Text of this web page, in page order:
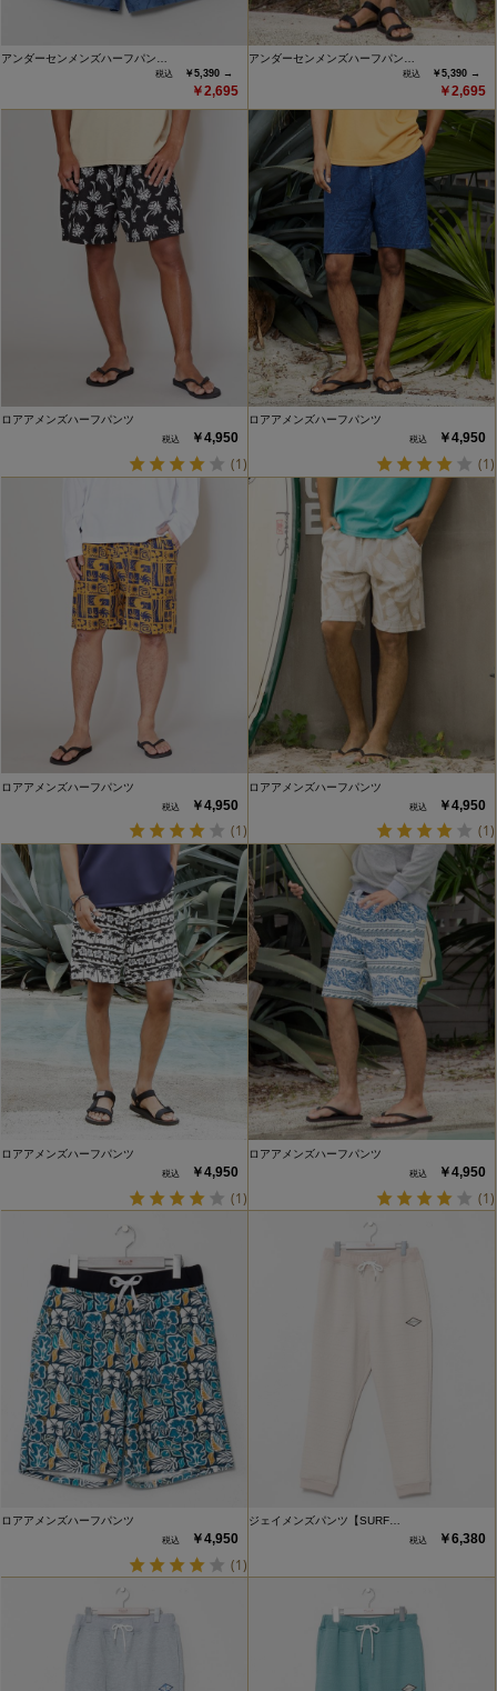
アンダーセンメンズハーフパン…
￥5,390 →
￥2,695
アンダーセンメンズハーフパン…
￥5,390 →
￥2,695
ロアアメンズハーフパンツ
￥4,950
(1)
ロアアメンズハーフパンツ
￥4,950
(1)
ロアアメンズハーフパンツ
￥4,950
(1)
ロアアメンズハーフパンツ
￥4,950
(1)
ロアアメンズハーフパンツ
￥4,950
(1)
ロアアメンズハーフパンツ
￥4,950
(1)
ロアアメンズハーフパンツ
￥4,950
(1)
ジェイメンズパンツ【SURF…
￥6,380